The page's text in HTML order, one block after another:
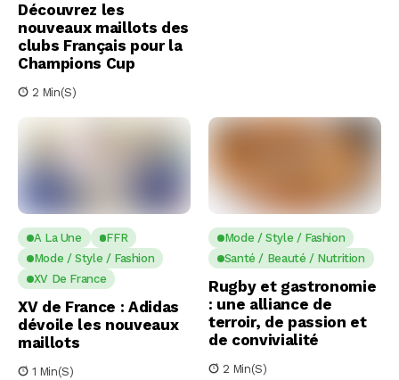
Découvrez les
nouveaux maillots des
clubs Français pour la
Champions Cup
2 Min(s)
A La Une
FFR
Mode / Style / Fashion
XV De France
XV de France : Adidas
dévoile les nouveaux
maillots
1 Min(s)
Mode / Style / Fashion
Santé / Beauté / Nutrition
Rugby et gastronomie
: une alliance de
terroir, de passion et
de convivialité
2 Min(s)